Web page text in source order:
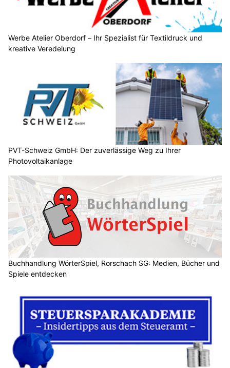
Werbe Atelier Oberdorf – Ihr Spezialist für Textildruck und
kreative Veredelung
PVT-Schweiz GmbH: Der zuverlässige Weg zu Ihrer
Photovoltaikanlage
Buchhandlung WörterSpiel, Rorschach SG: Medien, Bücher und
Spiele entdecken